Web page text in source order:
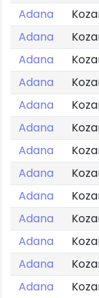
Adana
Adana
Adana
Adana
Adana
Adana
Adana
Adana
Adana
Adana
Adana
Adana
Adana